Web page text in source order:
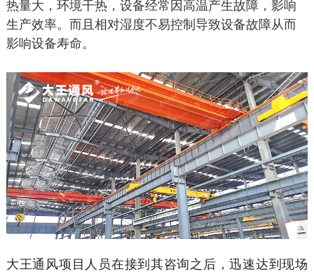
热量大，环境干热，设备经常因高温产生故障，影响
生产效率。而且相对湿度不易控制导致设备故障从而
影响设备寿命。
大王通风项目人员在接到其咨询之后，迅速达到现场